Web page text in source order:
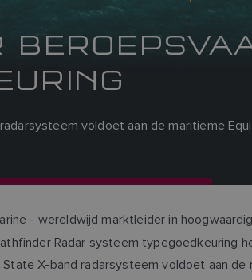
voldoet aan de maritieme
- wereldwijd marktleider in
Radar systeem
X-band radarsysteem voldoet aan